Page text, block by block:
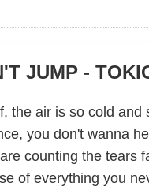
JUMP -
the air is so cold and
you don't wanna
counting the tears
of everything you